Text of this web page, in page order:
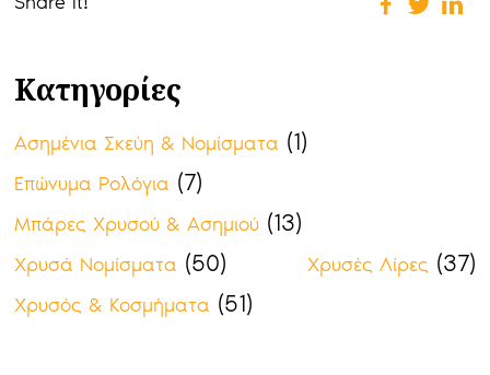
Κατηγορίες
Ασημένια Σκεύη & Νομίσματα (1)
Επώνυμα Ρολόγια (7)
Μπάρες Χρυσού & Ασημιού (13)
Χρυσά Νομίσματα (50) Χρυσές Λίρες (37)
Χρυσός & Κοσμήματα (51)